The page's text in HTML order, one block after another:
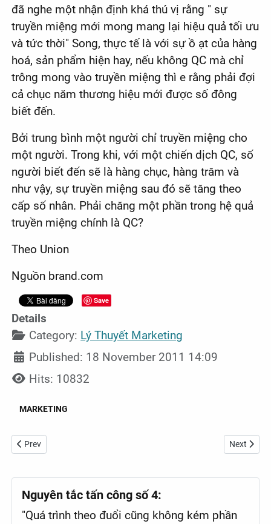
đã nghe một nhận định khá thú vị rằng " sự
truyền miệng mới mong mang lại hiệu quả tối ưu
và tức thời" Song, thực tế là với sự ồ ạt của hàng
hoá, sản phẩm hiện hay, nếu không QC mà chỉ
trông mong vào truyền miệng thì e rằng phải đợi
cả chục năm thương hiệu mới được số đông
biết đến.
Bởi trung bình một người chỉ truyền miệng cho
một người. Trong khi, với một chiến dịch QC, số
người biết đến sẽ là hàng chục, hàng trăm và
như vậy, sự truyền miệng sau đó sẽ tăng theo
cấp số nhân. Phải chăng một phần trong hệ quả
truyền miệng chính là QC?
Theo Union
Nguồn brand.com
Save
Details
Category: Lý Thuyết Marketing
Published: 18 November 2011 14:09
Hits: 10832
MARKETING
Previous article: PR đương đầu với khủng hoảng
Prev Next
Next
Nguyên tắc tấn công số 4:
"Quá trình theo đuổi cũng không kém phần